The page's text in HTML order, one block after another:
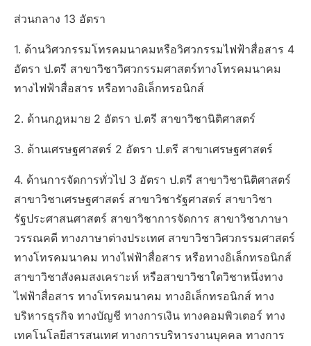
ส่วนกลาง 13 อัตรา
1. ด้านวิศวกรรมโทรคมนาคมหรือวิศวกรรมไฟฟ้าสื่อสาร 4
อัตรา ป.ตรี สาขาวิชาวิศวกรรมศาสตร์ทางโทรคมนาคม
ทางไฟฟ้าสื่อสาร หรือทางอิเล็กทรอนิกส์
2. ด้านกฎหมาย 2 อัตรา ป.ตรี สาขาวิชานิติศาสตร์
3. ด้านเศรษฐศาสตร์ 2 อัตรา ป.ตรี สาขาเศรษฐศาสตร์
4. ด้านการจัดการทั่วไป 3 อัตรา ป.ตรี สาขาวิชานิติศาสตร์
สาขาวิชาเศรษฐศาสตร์ สาขาวิชารัฐศาสตร์ สาขาวิชา
รัฐประศาสนศาสตร์ สาขาวิชาการจัดการ สาขาวิชาภาษา
วรรณคดี ทางภาษาต่างประเทศ สาขาวิชาวิศวกรรมศาสตร์
ทางโทรคมนาคม ทางไฟฟ้าสื่อสาร หรือทางอิเล็กทรอนิกส์
สาขาวิชาสังคมสงเคราะห์ หรือสาขาวิชาใดวิชาหนึ่งทาง
ไฟฟ้าสื่อสาร ทางโทรคมนาคม ทางอิเล็กทรอนิกส์ ทาง
บริหารธุรกิจ ทางบัญชี ทางการเงิน ทางคอมพิวเตอร์ ทาง
เทคโนโลยีสารสนเทศ ทางการบริหารงานบุคคล ทางการ